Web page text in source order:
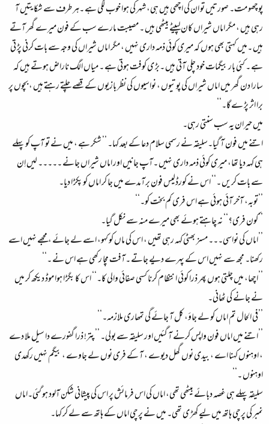
پوچھو مت۔ صورتیں تو ان کی اچھی ہیں ہی، شہر کی ہوا خوب لگی ہے ۔ہر طرف سے شکایتیں آ
رہی ہیں ، مگر اماں شیراں کان لپیٹے بیٹھی ہیں ۔ مصیبت مارے سب کے فون میرے گھر آتے
ہیں ۔میں کہتی بھی ہوں کہ میری کوئی ذمہ داری نہیں ، مگر اماں شیراں کی وجہ سے بات کرنی پڑ تی
ہے ۔ کئی بار بیگمات خود چلی آتی ہیں ۔بڑ ی کوفت ہوتی ہے ۔ میاں الگ ناراض ہوتے ہیں کہ
سارا دن گھر میں اماں شیراں کی پوتیوں ، نواسیوں کی نظر بازیوں کے قصے چلتے رہتے ہیں ، بچوں پر
برا اثر پڑ ے گا۔‘‘
میں حیران یہ سب سنتی رہی۔
اتنے میں فون آ گیا۔سلیقہ نے رسمی سلام دعا کے بعد کہا۔ ’’ شکر ہے ، میں نے تو آپ کو پہلے
ہی کہہ دیا تھا، میری کوئی ذمہ داری نہیں ۔آپ جانیں اور اماں شیراں جانے ۔۔۔۔۔ لیں اِن
سے بات کریں ۔‘‘ اس نے کورڈلیس فون برآمدے میں جا کر اماں کو پکڑ ا دیا۔
’’توبہ، آخر آئی ہوئی ہے اس فری کم بخت کو۔‘‘
’’کون فری؟‘‘ نہ چاہتے ہوئے بھی میرے منہ سے نکل گیا۔
’’اماں کی نواسی۔۔۔ مسز بھٹی کہہ رہی تھیں ، اس کی ماں کو کہو، اسے لے جائے ، مجھے نہیں اسے
رکھنا۔ مجھ سے نہیں اس کے پہرے دیے جاتے ۔آفت مچا رکھی ہے اس نے ۔‘‘
’’اچھا، میں چلتی ہوں پھر ذرا کوئی انتظام کرنا کسی صفائی والی کا۔‘‘ اس کا بگڑ ا ہوا موڈ دیکھ کر میں
نے جانے کی ٹھانی۔
’’فی الحال تم اماں کو لے جاؤ، کل آ جائے گی تمھاری ملازمہ۔‘‘
’’اتنے میں اماں فون واپس کرنے آ گئیں اور سلیقہ سے بولی۔ ’’پتر! ذرا گفورے دا سیل ملا دے
، اوہنوں کہنا اے ، بیدی نوں گھل دیوے ، آ کے فری نوں لے جاوے ، بیگم نہیں رکھدی
اوہنوں ۔‘‘
سلیقہ پہلے ہی غصہ دبائے بیٹھی تھی، اماں کی اس فرمائش پر اس کی پیشانی شکن آلود ہو گئی۔اماں
نمبر کی پرچی ہاتھ میں لیے کھڑ ی تھی۔ میں نے پرچی اماں کے ہاتھ سے لے کر کہا۔